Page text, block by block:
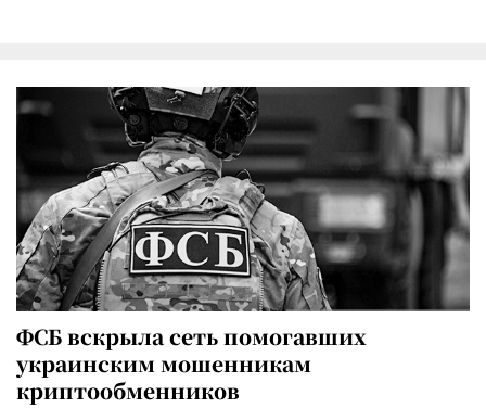
ФСБ вскрыла сеть помогавших
украинским мошенникам
криптообменников